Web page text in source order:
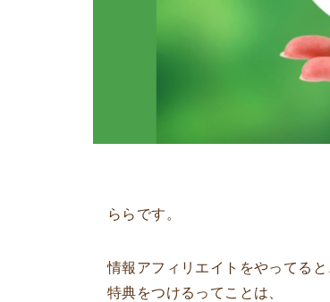
ららです。
情報アフィリエイトをやってると
特典をつけるってことは、